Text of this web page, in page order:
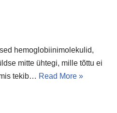
hemoglobiinimolekulid,
mitte ühtegi, mille tõttu ei
tekib… Read More »